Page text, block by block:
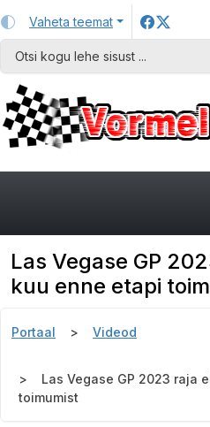
Vaheta teemat
Las Vegase GP
kuu enne etapi
Portaal Videod
Las Vegase GP 2023 raja
toimumist